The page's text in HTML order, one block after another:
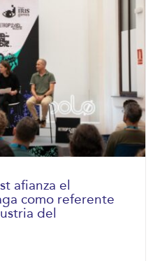
afianza el
como referente
del